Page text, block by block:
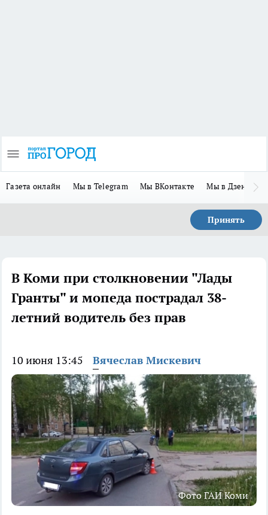
Газета онлайн Мы в Telegram Мы ВКонтакте Мы в Дзене
Принять
В Коми при столкновении "Лады
Гранты" и мопеда пострадал 38-
летний водитель без прав
10 июня 13:45 Вячеслав Мискевич
Фото ГАИ Коми